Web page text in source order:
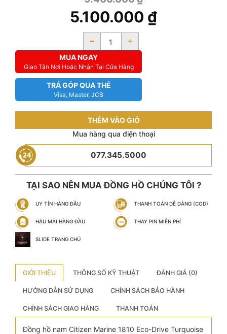
5.100.000 ₫
- +
MUA NGAY
Giao Tận Nơi Hoặc Nhận Tại Cửa Hàng
TRẢ GÓP QUA THẺ
Visa, Master, JCB
THÊM VÀO GIỎ
Mua hàng qua điện thoại
077.345.5000
TẠI SAO NÊN MUA ĐỒNG HỒ CHÚNG TÔI ?
UY TÍN HÀNG ĐẦU THANH TOÁN DỄ DÀNG (COD)
HẬU MÃI HÀNG ĐẦU THAY PIN MIỄN PHÍ
SLIDE TRANG CHỦ
GIỚI THIỆU THÔNG SỐ KỸ THUẬT ĐÁNH GIÁ (0)
HƯỚNG DẪN SỬ DỤNG CHÍNH SÁCH BẢO HÀNH
CHÍNH SÁCH GIAO HÀNG THANH TOÁN
Đồng hồ nam Citizen Marine 1810 Eco-Drive Turquoise